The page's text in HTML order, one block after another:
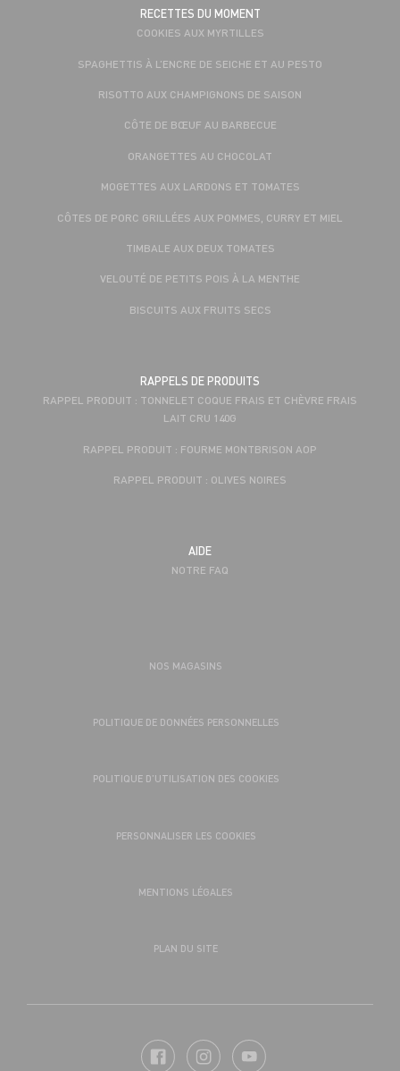
RECETTES DU MOMENT
COOKIES AUX MYRTILLES
SPAGHETTIS À L’ENCRE DE SEICHE ET AU PESTO
RISOTTO AUX CHAMPIGNONS DE SAISON
CÔTE DE BŒUF AU BARBECUE
ORANGETTES AU CHOCOLAT
MOGETTES AUX LARDONS ET TOMATES
CÔTES DE PORC GRILLÉES AUX POMMES, CURRY ET MIEL
TIMBALE AUX DEUX TOMATES
VELOUTÉ DE PETITS POIS À LA MENTHE
BISCUITS AUX FRUITS SECS
RAPPELS DE PRODUITS
RAPPEL PRODUIT : TONNELET COQUE FRAIS ET CHÈVRE FRAIS
LAIT CRU 140G
RAPPEL PRODUIT : FOURME MONTBRISON AOP
RAPPEL PRODUIT : OLIVES NOIRES
AIDE
NOTRE FAQ
NOS MAGASINS
POLITIQUE DE DONNÉES PERSONNELLES
POLITIQUE D’UTILISATION DES COOKIES
PERSONNALISER LES COOKIES
MENTIONS LÉGALES
PLAN DU SITE